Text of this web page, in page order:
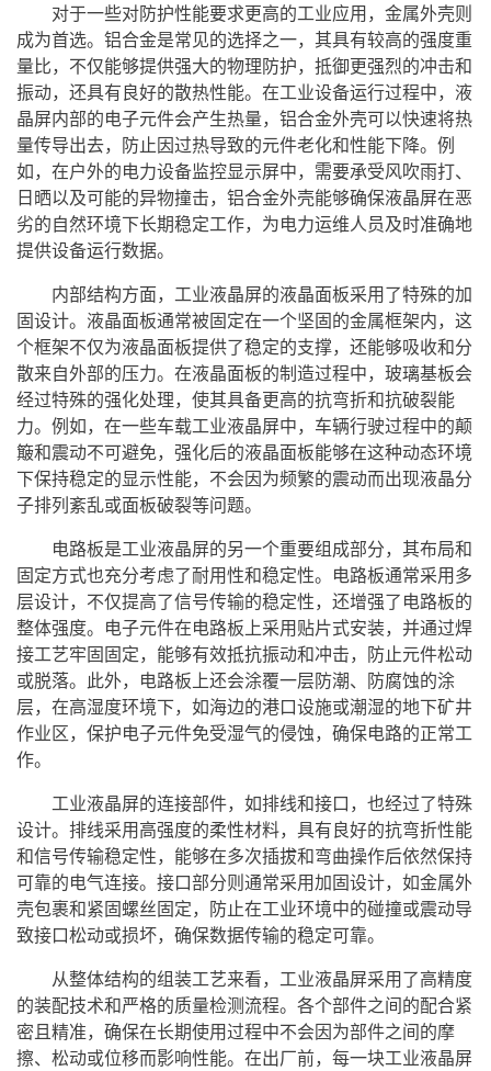
对于一些对防护性能要求更高的工业应用，金属外壳则
成为首选。铝合金是常见的选择之一，其具有较高的强度重
量比，不仅能够提供强大的物理防护，抵御更强烈的冲击和
振动，还具有良好的散热性能。在工业设备运行过程中，液
晶屏内部的电子元件会产生热量，铝合金外壳可以快速将热
量传导出去，防止因过热导致的元件老化和性能下降。例
如，在户外的电力设备监控显示屏中，需要承受风吹雨打、
日晒以及可能的异物撞击，铝合金外壳能够确保液晶屏在恶
劣的自然环境下长期稳定工作，为电力运维人员及时准确地
提供设备运行数据。
内部结构方面，工业液晶屏的液晶面板采用了特殊的加
固设计。液晶面板通常被固定在一个坚固的金属框架内，这
个框架不仅为液晶面板提供了稳定的支撑，还能够吸收和分
散来自外部的压力。在液晶面板的制造过程中，玻璃基板会
经过特殊的强化处理，使其具备更高的抗弯折和抗破裂能
力。例如，在一些车载工业液晶屏中，车辆行驶过程中的颠
簸和震动不可避免，强化后的液晶面板能够在这种动态环境
下保持稳定的显示性能，不会因为频繁的震动而出现液晶分
子排列紊乱或面板破裂等问题。
电路板是工业液晶屏的另一个重要组成部分，其布局和
固定方式也充分考虑了耐用性和稳定性。电路板通常采用多
层设计，不仅提高了信号传输的稳定性，还增强了电路板的
整体强度。电子元件在电路板上采用贴片式安装，并通过焊
接工艺牢固固定，能够有效抵抗振动和冲击，防止元件松动
或脱落。此外，电路板上还会涂覆一层防潮、防腐蚀的涂
层，在高湿度环境下，如海边的港口设施或潮湿的地下矿井
作业区，保护电子元件免受湿气的侵蚀，确保电路的正常工
作。
工业液晶屏的连接部件，如排线和接口，也经过了特殊
设计。排线采用高强度的柔性材料，具有良好的抗弯折性能
和信号传输稳定性，能够在多次插拔和弯曲操作后依然保持
可靠的电气连接。接口部分则通常采用加固设计，如金属外
壳包裹和紧固螺丝固定，防止在工业环境中的碰撞或震动导
致接口松动或损坏，确保数据传输的稳定可靠。
从整体结构的组装工艺来看，工业液晶屏采用了高精度
的装配技术和严格的质量检测流程。各个部件之间的配合紧
密且精准，确保在长期使用过程中不会因为部件之间的摩
擦、松动或位移而影响性能。在出厂前，每一块工业液晶屏